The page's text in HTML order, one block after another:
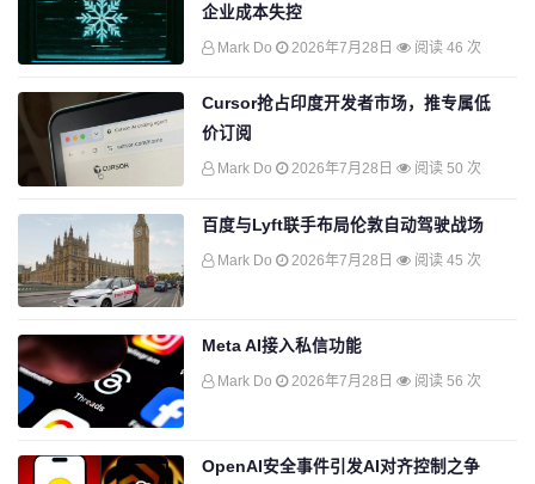
企业成本失控
Mark Do 2026年7月28日 阅读 46 次
Cursor抢占印度开发者市场，推专属低
价订阅
Mark Do 2026年7月28日 阅读 50 次
百度与Lyft联手布局伦敦自动驾驶战场
Mark Do 2026年7月28日 阅读 45 次
Meta AI接入私信功能
Mark Do 2026年7月28日 阅读 56 次
OpenAI安全事件引发AI对齐控制之争